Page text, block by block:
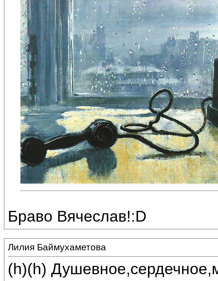
Браво Вячеслав!:D
Лилия Баймухаметова
(h)(h)